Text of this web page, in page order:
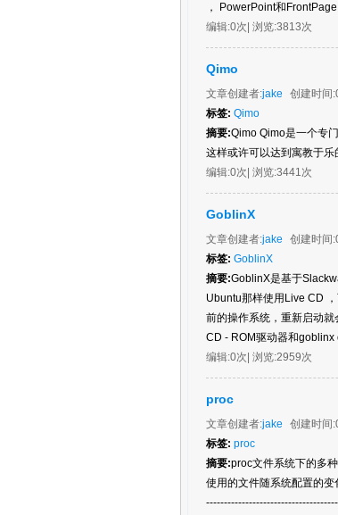
， PowerPoint和
编辑:0次 | 浏览:3813次
Qimo
文章创建者:jake 创建时间:
标签: Qimo
摘要:Qimo Qimo是一个专
这样或许可以达到寓教于乐
编辑:0次 | 浏览:3441次
GoblinX
文章创建者:jake 创建时间:
标签: GoblinX
摘要:GoblinX是基于
Ubuntu那样使用Live CD
前的操作系统，重新启动
CD - ROM驱动器和
编辑:0次 | 浏览:2959次
proc
文章创建者:jake 创建时间:
标签: proc
摘要:proc文件系统下的多
使用的文件随系统配置的